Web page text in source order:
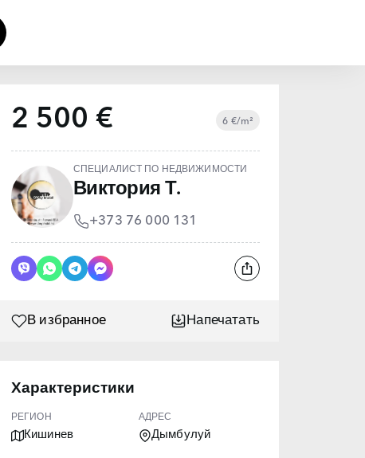
2 500 € 6 €/m²
СПЕЦИАЛИСТ ПО НЕДВИЖИМОСТИ
Виктория Т.
+373 76 000 131
В избранное Напечатать
Характеристики
РЕГИОН
Кишинев
АДРЕС
Дымбулуй